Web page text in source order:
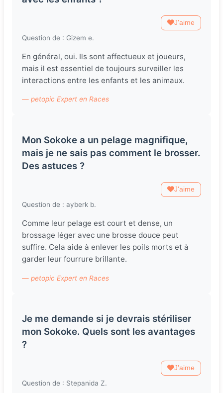
J'aime
Question de : Gizem e.
En général, oui. Ils sont affectueux et joueurs,
mais il est essentiel de toujours surveiller les
interactions entre les enfants et les animaux.
— petopic Expert en Races
Mon Sokoke a un pelage magnifique,
mais je ne sais pas comment le brosser.
Des astuces ?
J'aime
Question de : ayberk b.
Comme leur pelage est court et dense, un
brossage léger avec une brosse douce peut
suffire. Cela aide à enlever les poils morts et à
garder leur fourrure brillante.
— petopic Expert en Races
Je me demande si je devrais stériliser
mon Sokoke. Quels sont les avantages
?
J'aime
Question de : Stepanida Z.